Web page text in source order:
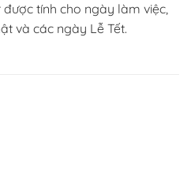
tính cho ngày làm việc,
và các ngày Lễ Tết.